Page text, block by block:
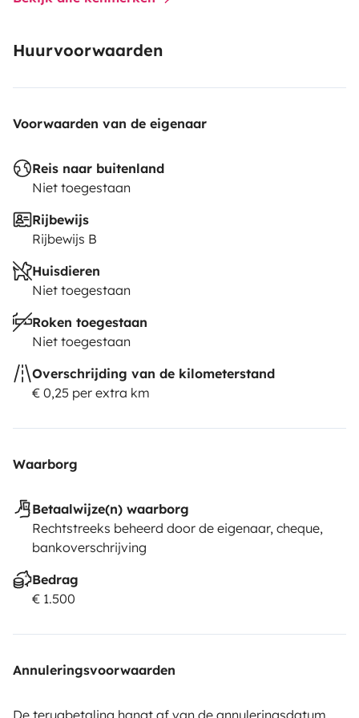
Huurvoorwaarden
Voorwaarden van de eigenaar
Reis naar buitenland
Niet toegestaan
Rijbewijs
Rijbewijs B
Huisdieren
Niet toegestaan
Roken toegestaan
Niet toegestaan
Overschrijding van de kilometerstand
€ 0,25 per extra km
Waarborg
Betaalwijze(n) waarborg
Rechtstreeks beheerd door de eigenaar, cheque,
bankoverschrijving
Bedrag
€ 1.500
Annuleringsvoorwaarden
De terugbetaling hangt af van de annuleringsdatum